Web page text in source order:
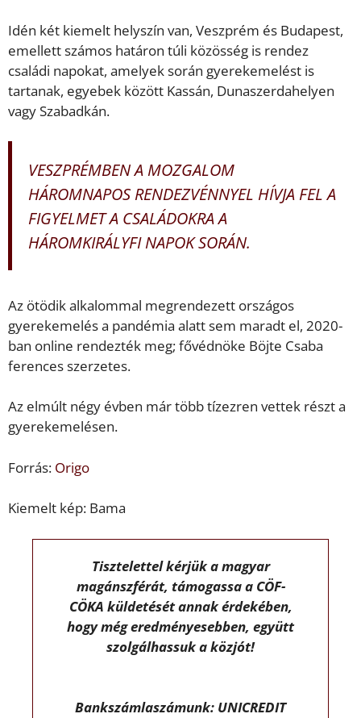
Idén két kiemelt helyszín van, Veszprém és Budapest,
emellett számos határon túli közösség is rendez
családi napokat, amelyek során gyerekemelést is
tartanak, egyebek között Kassán, Dunaszerdahelyen
vagy Szabadkán.
VESZPRÉMBEN A MOZGALOM
HÁROMNAPOS RENDEZVÉNNYEL HÍVJA FEL A
FIGYELMET A CSALÁDOKRA A
HÁROMKIRÁLYFI NAPOK SORÁN.
Az ötödik alkalommal megrendezett országos
gyerekemelés a pandémia alatt sem maradt el, 2020-
ban online rendezték meg; fővédnöke Böjte Csaba
ferences szerzetes.
Az elmúlt négy évben már több tízezren vettek részt a
gyerekemelésen.
Forrás: Origo
Kiemelt kép: Bama
Tisztelettel kérjük a magyar
magánszférát, támogassa a CÖF-
CÖKA küldetését annak érdekében,
hogy még eredményesebben, együtt
szolgálhassuk a közjót!
Bankszámlaszámunk: UNICREDIT